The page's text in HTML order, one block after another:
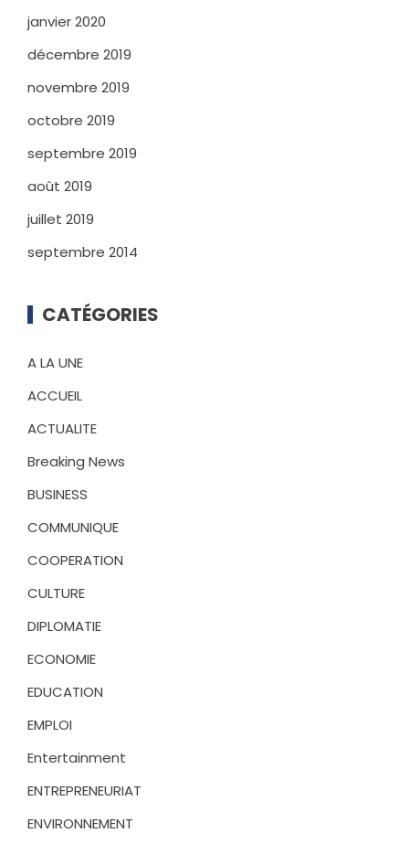
janvier 2020
décembre 2019
novembre 2019
octobre 2019
septembre 2019
août 2019
juillet 2019
septembre 2014
CATÉGORIES
A LA UNE
ACCUEIL
ACTUALITE
Breaking News
BUSINESS
COMMUNIQUE
COOPERATION
CULTURE
DIPLOMATIE
ECONOMIE
EDUCATION
EMPLOI
Entertainment
ENTREPRENEURIAT
ENVIRONNEMENT